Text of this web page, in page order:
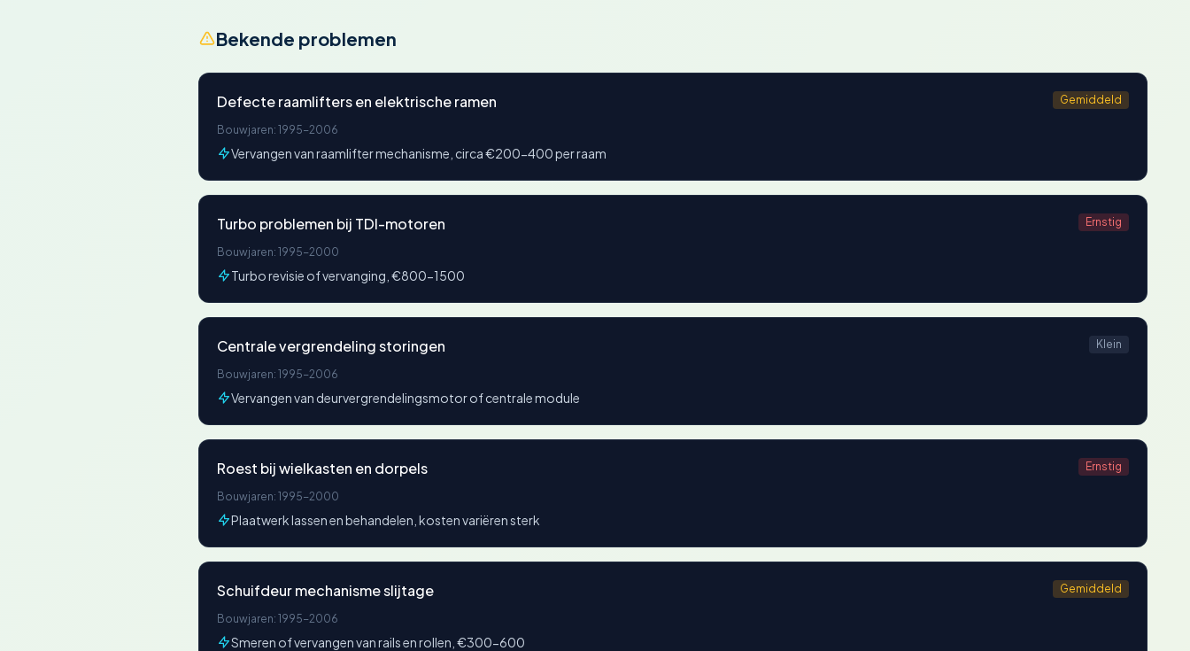
Bekende problemen
Defecte raamlifters en elektrische ramen Gemiddeld
Bouwjaren: 1995-2006
Vervangen van raamlifter mechanisme, circa €200-400 per raam
Turbo problemen bij TDI-motoren Ernstig
Bouwjaren: 1995-2000
Turbo revisie of vervanging, €800-1500
Centrale vergrendeling storingen Klein
Bouwjaren: 1995-2006
Vervangen van deurvergrendelingsmotor of centrale module
Roest bij wielkasten en dorpels Ernstig
Bouwjaren: 1995-2000
Plaatwerk lassen en behandelen, kosten variëren sterk
Schuifdeur mechanisme slijtage Gemiddeld
Bouwjaren: 1995-2006
Smeren of vervangen van rails en rollen, €300-600